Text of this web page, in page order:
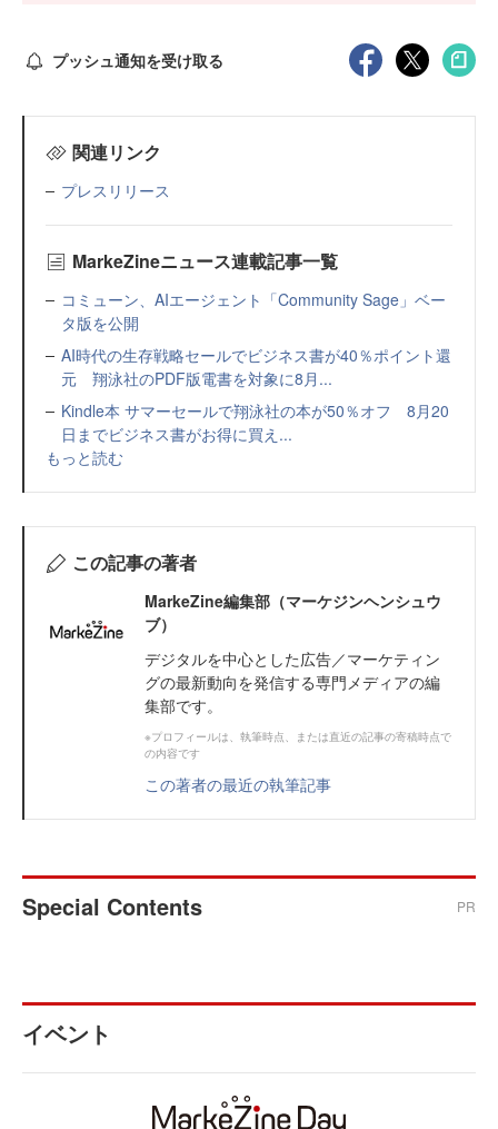
プッシュ通知を受け取る
関連リンク
プレスリリース
MarkeZineニュース連載記事一覧
コミューン、AIエージェント「Community Sage」ベー
タ版を公開
AI時代の生存戦略セールでビジネス書が40％ポイント還
元 翔泳社のPDF版電書を対象に8月...
Kindle本 サマーセールで翔泳社の本が50％オフ 8月20
日までビジネス書がお得に買え...
もっと読む
この記事の著者
MarkeZine編集部（マーケジンヘンシュウ
ブ）
デジタルを中心とした広告／マーケティン
グの最新動向を発信する専門メディアの編
集部です。
※プロフィールは、執筆時点、または直近の記事の寄稿時点で
の内容です
この著者の最近の執筆記事
Special Contents PR
イベント